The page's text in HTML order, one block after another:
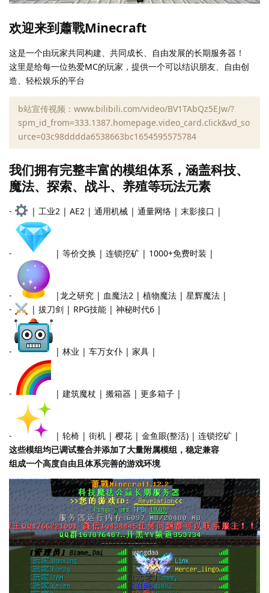
欢迎来到蕭戰Minecraft​
这是一个由玩家共同构建、共同成长、自由发展的长期服务器！
这里是给每一位热爱MC的玩家，提供一个可以结识朋友、自由创
造、轻松娱乐的平台
b站宣传视频：www.bilibili.com/video/BV1TAbQz5EJw/?
spm_id_from=333.1387.homepage.video_card.click&vd_so
urce=03c98dddda6538663bc1654595575784
我们拥有完整丰富的模组体系，涵盖科技、
魔法、探索、战斗、养殖等玩法元素​
- | 工业2 | AE2 | 通用机械 | 通量网络 | 末影接口 |
- | 等价交换 | 连锁挖矿 | 1000+免费时装 |
-
|龙之研究 | 血魔法2 | 植物魔法 | 星辉魔法 |
-
| 拔刀剑 | RPG技能 | 神秘时代6 |
- | 林业 | 车万女仆 | 家具 |
- | 建筑魔杖 | 搬箱器 | 更多箱子 |
-
| 轮椅 | 街机 | 樱花 | 金鱼眼(整活) | 连锁挖矿 |
这些模组均已调试整合并添加了大量附属模组，稳定兼容
组成一个高度自由且体系完善的游戏环境